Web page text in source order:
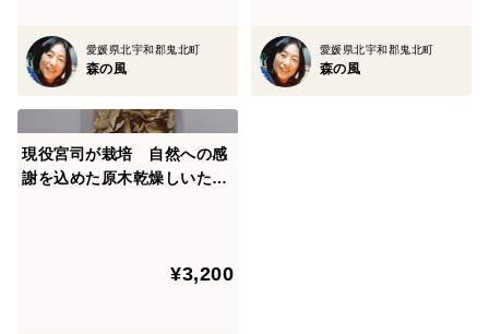
愛媛県北宇和郡鬼北町
森の風
愛媛県北宇和郡鬼北町
森の風
現役宮司が栽培 自然への感
謝を込めた原木乾燥しいた
¥3,200